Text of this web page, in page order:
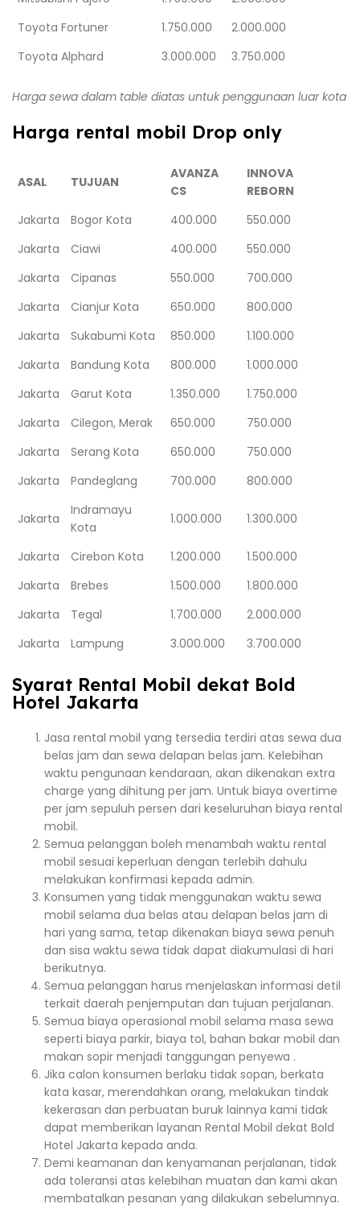
Toyota Fortuner
1.750.000
2.000.000
Toyota Alphard
3.000.000 3.750.000
Harga sewa dalam table diatas untuk penggunaan luar kota
Harga rental mobil Drop only
ASAL TUJUAN
AVANZA
CS
INNOVA
REBORN
Jakarta
Bogor Kota 400.000
550.000
Jakarta
Ciawi 400.000
550.000
Jakarta
Cipanas 550.000
700.000
Jakarta
Cianjur Kota 650.000
800.000
Jakarta
Sukabumi Kota 850.000
1.100.000
Jakarta
Bandung Kota 800.000
1.000.000
Jakarta
Garut Kota 1.350.000
1.750.000
Jakarta
Cilegon, Merak 650.000
750.000
Jakarta
Serang Kota 650.000
750.000
Jakarta
Pandeglang 700.000 800.000
Jakarta
Indramayu
Kota
1.000.000 1.300.000
Jakarta Cirebon Kota 1.200.000
1.500.000
Jakarta
Brebes 1.500.000
1.800.000
Jakarta
Tegal 1.700.000
2.000.000
Jakarta
Lampung 3.000.000 3.700.000
Syarat Rental Mobil dekat Bold
Hotel Jakarta
Jasa rental mobil yang tersedia terdiri atas sewa dua
belas jam dan sewa delapan belas jam. Kelebihan
waktu pengunaan kendaraan, akan dikenakan extra
charge yang dihitung per jam. Untuk biaya overtime
per jam sepuluh persen dari keseluruhan biaya rental
mobil.
Semua pelanggan boleh menambah waktu rental
mobil sesuai keperluan dengan terlebih dahulu
melakukan konfirmasi kepada admin.
Konsumen yang tidak menggunakan waktu sewa
mobil selama dua belas atau delapan belas jam di
hari yang sama, tetap dikenakan biaya sewa penuh
dan sisa waktu sewa tidak dapat diakumulasi di hari
berikutnya.
Semua pelanggan harus menjelaskan informasi detil
terkait daerah penjemputan dan tujuan perjalanan.
Semua biaya operasional mobil selama masa sewa
seperti biaya parkir, biaya tol, bahan bakar mobil dan
makan sopir menjadi tanggungan penyewa .
Jika calon konsumen berlaku tidak sopan, berkata
kata kasar, merendahkan orang, melakukan tindak
kekerasan dan perbuatan buruk lainnya kami tidak
dapat memberikan layanan Rental Mobil dekat Bold
Hotel Jakarta kepada anda.
Demi keamanan dan kenyamanan perjalanan, tidak
ada toleransi atas kelebihan muatan dan kami akan
membatalkan pesanan yang dilakukan sebelumnya.